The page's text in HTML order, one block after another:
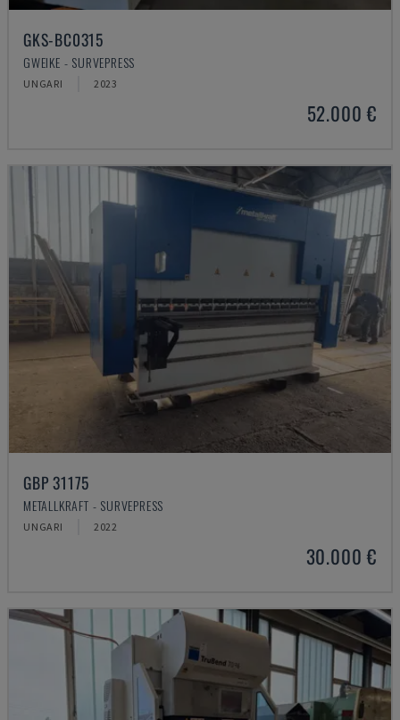
GKS-BC0315
GWEIKE - SURVEPRESS
UNGARI 2023
52.000 €
GBP 31175
METALLKRAFT - SURVEPRESS
UNGARI 2022
30.000 €